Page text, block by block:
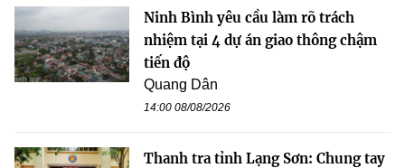
Ninh Bình yêu cầu làm rõ trách
nhiệm tại 4 dự án giao thông chậm
tiến độ
Quang Dân
14:00 08/08/2026
Thanh tra tỉnh Lạng Sơn: Chung tay